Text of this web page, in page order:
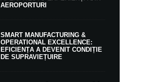
AEROPORTURI
SMART MANUFACTURING &
OPERATIONAL EXCELLENCE:
EFICIENȚA A DEVENIT CONDIȚIE
DE SUPRAVIEȚUIRE